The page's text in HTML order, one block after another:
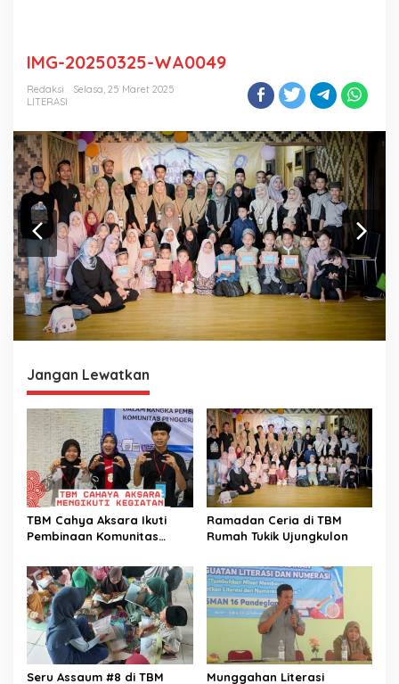
IMG-20250325-WA0049
Redaksi
Selasa, 25 Maret 2025
LITERASI
Jangan Lewatkan
TBM Cahya Aksara Ikuti
Pembinaan Komunitas
Bahasa Provinsi Banten
Ramadan Ceria di TBM
Rumah Tukik Ujungkulon
Seru Assaum #8 di TBM Munggahan Literasi